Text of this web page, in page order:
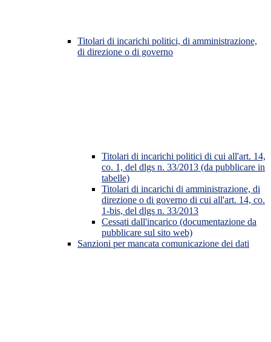
Titolari di incarichi politici, di amministrazione,
di direzione o di governo
Titolari di incarichi politici di cui all'art. 14,
co. 1, del dlgs n. 33/2013 (da pubblicare in
tabelle)
Titolari di incarichi di amministrazione, di
direzione o di governo di cui all'art. 14, co.
1-bis, del dlgs n. 33/2013
Cessati dall'incarico (documentazione da
pubblicare sul sito web)
Sanzioni per mancata comunicazione dei dati